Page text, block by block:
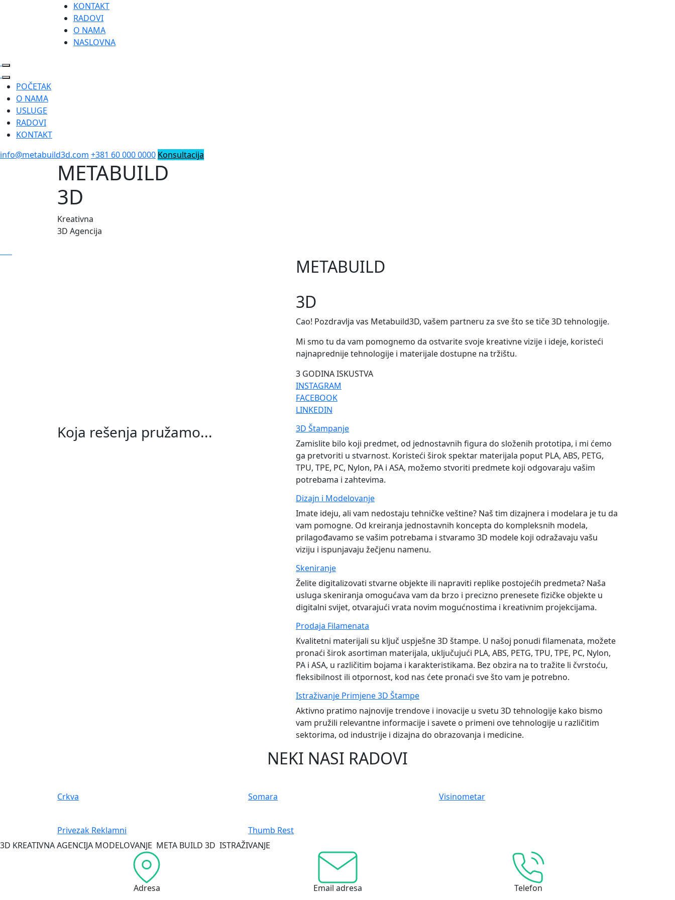
KONTAKT
RADOVI
O NAMA
NASLOVNA
POČETAK
O NAMA
USLUGE
RADOVI
KONTAKT
info@metabuild3d.com +381 60 000 0000 Konsultacija
METABUILD
3D
Kreativna
3D Agencija
METABUILD
3D
Cao! Pozdravlja vas Metabuild3D, vašem partneru za sve što se tiče 3D tehnologije.
Mi smo tu da vam pomognemo da ostvarite svoje kreativne vizije i ideje, koristeći
najnaprednije tehnologije i materijale dostupne na tržištu.
3 GODINA ISKUSTVA
INSTAGRAM
FACEBOOK
LINKEDIN
Koja rešenja pružamo...
3D Štampanje
Zamislite bilo koji predmet, od jednostavnih figura do složenih prototipa, i mi ćemo
ga pretvoriti u stvarnost. Koristeći širok spektar materijala poput PLA, ABS, PETG,
TPU, TPE, PC, Nylon, PA i ASA, možemo stvoriti predmete koji odgovaraju vašim
potrebama i zahtevima.
Dizajn i Modelovanje
Imate ideju, ali vam nedostaju tehničke veštine? Naš tim dizajnera i modelara je tu da
vam pomogne. Od kreiranja jednostavnih koncepta do kompleksnih modela,
prilagođavamo se vašim potrebama i stvaramo 3D modele koji odražavaju vašu
viziju i ispunjavaju žečjenu namenu.
Skeniranje
Želite digitalizovati stvarne objekte ili napraviti replike postojećih predmeta? Naša
usluga skeniranja omogućava vam da brzo i precizno prenesete fizičke objekte u
digitalni svijet, otvarajući vrata novim mogućnostima i kreativnim projekcijama.
Prodaja Filamenata
Kvalitetni materijali su ključ uspješne 3D štampe. U našoj ponudi filamenata, možete
pronaći širok asortiman materijala, uključujući PLA, ABS, PETG, TPU, TPE, PC, Nylon,
PA i ASA, u različitim bojama i karakteristikama. Bez obzira na to tražite li čvrstoću,
fleksibilnost ili otpornost, kod nas ćete pronaći sve što vam je potrebno.
Istraživanje Primjene 3D Štampe
Aktivno pratimo najnovije trendove i inovacije u svetu 3D tehnologije kako bismo
vam pružili relevantne informacije i savete o primeni ove tehnologije u različitim
sektorima, od industrije i dizajna do obrazovanja i medicine.
NEKI NASI RADOVI
Crkva Somara Visinometar
Privezak Reklamni
Thumb Rest
3D KREATIVNA AGENCIJA MODELOVANJE META BUILD 3D ISTRAŽIVANJE
Adresa
Email adresa
Telefon